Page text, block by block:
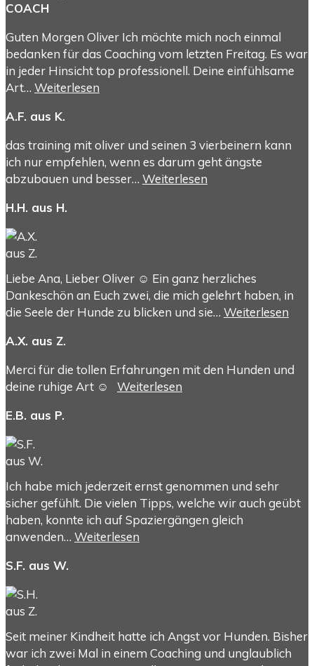
COACH
Guten Morgen Oliver Ich möchte mich noch einmal
bedanken für das Coaching vom letzten Freitag. Es war
in jeder Hinsicht top professionell. Deine einfühlsame
Art… Weiterlesen
A.F. aus K.
das training mit oliver und seinen 3 vierbeinern kann
ich nur empfehlen, wenn es darum geht ängste
abzubauen und besser… Weiterlesen
H.H. aus H.
Liebe Ana, Lieber Oliver ☺️ Ein ganz herzliches
Dankeschön an Euch zwei, die mich gelehrt haben, in
die Seele der Hunde zu blicken und sie… Weiterlesen
A.X. aus Z.
Merci für die tollen Erfahrungen mit den Hunden und
deine ruhige Art ☺️ Weiterlesen
E.B. aus P.
Ich habe mich jederzeit ernst genommen und sehr
sicher gefühlt. Die vielen Tipps, welche wir auch geübt
haben, konnte ich auf Spaziergängen gleich
anwenden… Weiterlesen
S.F. aus W.
Seit meiner Kindheit hatte ich Angst vor Hunden. Bisher
war ich zwei Mal in einem Coaching und unglaublich